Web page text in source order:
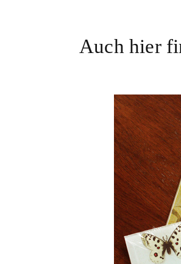
Auch hier